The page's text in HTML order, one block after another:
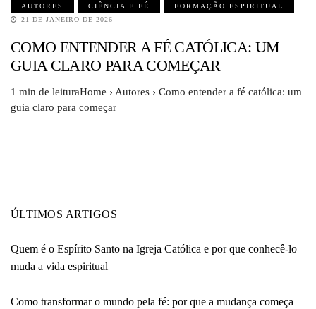
AUTORES CIÊNCIA E FÉ
FORMAÇÃO ESPIRITUAL
21 DE JANEIRO DE 2026
COMO ENTENDER A FÉ CATÓLICA: UM
GUIA CLARO PARA COMEÇAR
1 min de leituraHome › Autores › Como entender a fé católica: um
guia claro para começar
ÚLTIMOS ARTIGOS
Quem é o Espírito Santo na Igreja Católica e por que conhecê-lo
muda a vida espiritual
Como transformar o mundo pela fé: por que a mudança começa